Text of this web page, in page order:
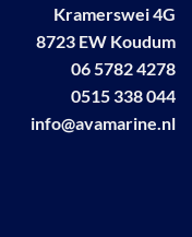
Kramerswei 4G
8723 EW Koudum
06 5782 4278
0515 338 044
info@avamarine.nl